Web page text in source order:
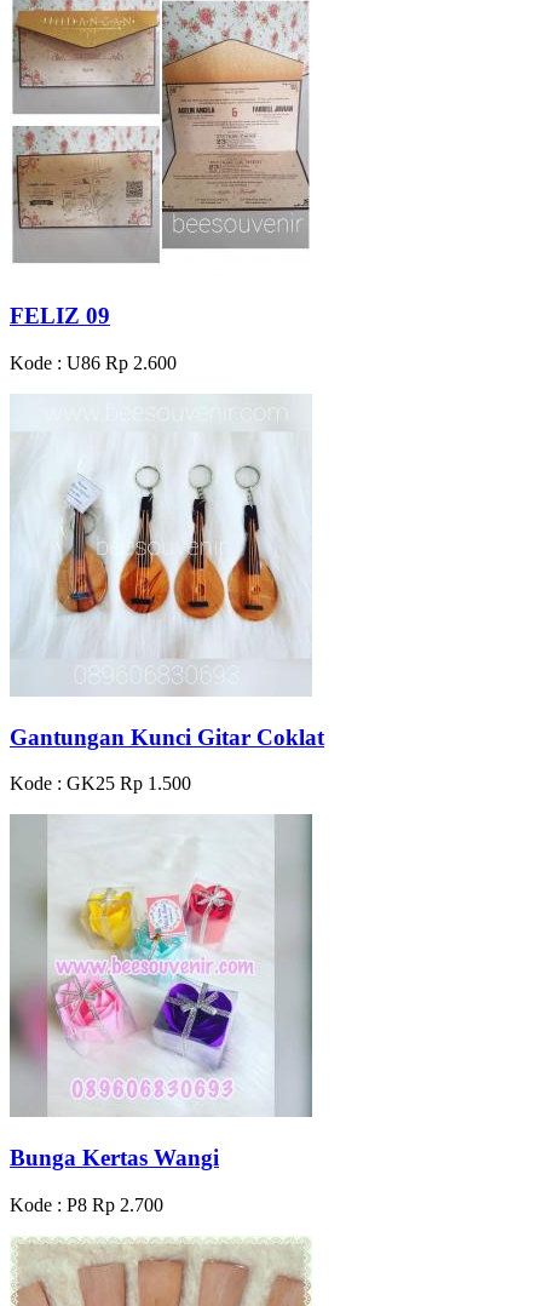
FELIZ 09
Kode : U86 Rp 2.600
Gantungan Kunci Gitar Coklat
Kode : GK25 Rp 1.500
Bunga Kertas Wangi
Kode : P8 Rp 2.700